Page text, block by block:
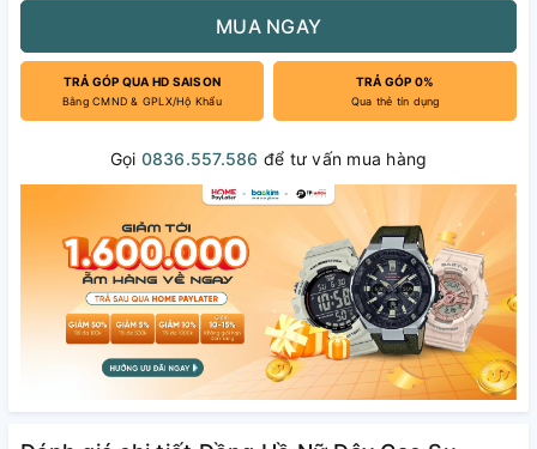
MUA NGAY
TRẢ GÓP QUA HD SAISON
Bằng CMND & GPLX/Hộ Khẩu
TRẢ GÓP 0%
Qua thẻ tín dụng
Gọi 0836.557.586 để tư vấn mua hàng